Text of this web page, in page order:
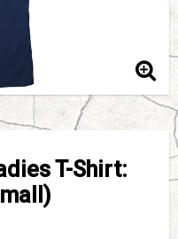
T-Shirt: